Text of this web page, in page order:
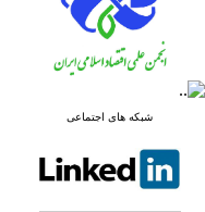
شبکه های اجتماعی